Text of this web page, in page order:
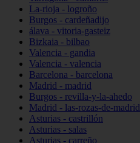
La-rioja - logroño
Burgos - cardeñadijo
álava - vitoria-gasteiz
Bizkaia - bilbao
Valencia - gandia
Valencia - valencia
Barcelona - barcelona
Madrid - madrid
Burgos - revilla-y-la-ahedo
Madrid - las-rozas-de-madrid
Asturias - castrillón
Asturias - salas
Asturias - carreño